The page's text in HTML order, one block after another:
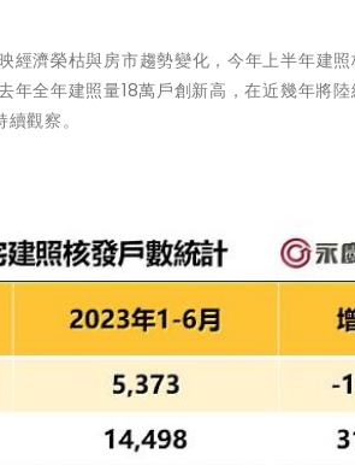
濟榮枯與房市趨勢變化，今年上半年建
全年建照量18萬戶創新高，在近幾年將
觀察。